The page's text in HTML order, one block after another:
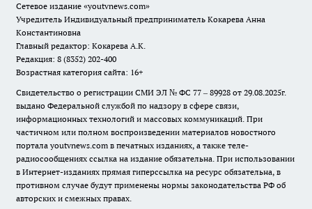
Сетевое издание «youtvnews.com»
Учредитель Индивидуальный предприниматель Кокарева Анна
Константиновна
Главный редактор: Кокарева А.К.
Редакция: 8 (8352) 202-400
Возрастная категория сайта: 16+
Свидетельство о регистрации СМИ ЭЛ № ФС 77 – 89928 от 29.08.2025г.
выдано Федеральной службой по надзору в сфере связи,
информационных технологий и массовых коммуникаций. При
частичном или полном воспроизведении материалов новостного
портала youtvnews.com в печатных изданиях, а также теле-
радиосообщениях ссылка на издание обязательна. При использовании
в Интернет-изданиях прямая гиперссылка на ресурс обязательна, в
противном случае будут применены нормы законодательства РФ об
авторских и смежных правах.